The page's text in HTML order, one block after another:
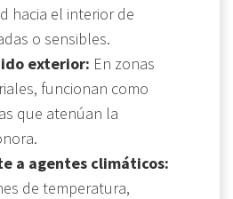
hacia el interior de
o sensibles.
exterior: En zonas
funcionan como
que atenúan la
a agentes climáticos:
de temperatura,